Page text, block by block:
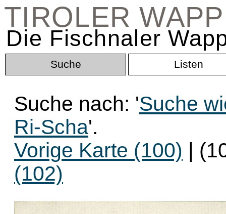
TIROLER
Die Fischnaler
Suche Listen
Suche nach: 'Suche
Ri-Scha'.
Vorige Karte (100) |
(102)